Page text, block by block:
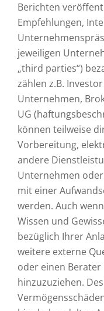
Berichten
Empfehlungen,
jeweiligen
„third parties“)
zählen z.B.
Unternehmen,
UG
können teilweise
Vorbereitung,
andere
Unternehmen
mit einer
werden. Auch
Wissen und
bezüglich Ihrer
weitere externe
oder einen
hinzuzuziehen.